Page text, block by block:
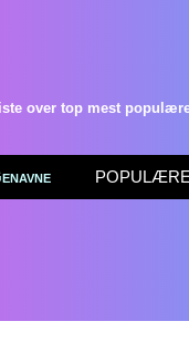
over top mest
POPULÆRE